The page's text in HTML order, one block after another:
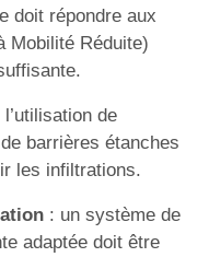
doit répondre aux
Mobilité Réduite)
l’utilisation de
barrières étanches
les infiltrations.
: un système de
adaptée doit être